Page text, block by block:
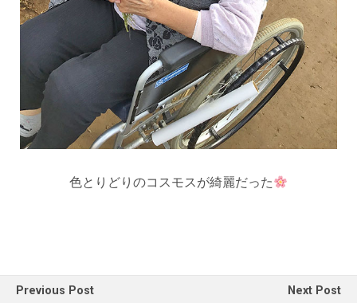
色とりどりのコスモスが綺麗だった
Previous Post Next Post